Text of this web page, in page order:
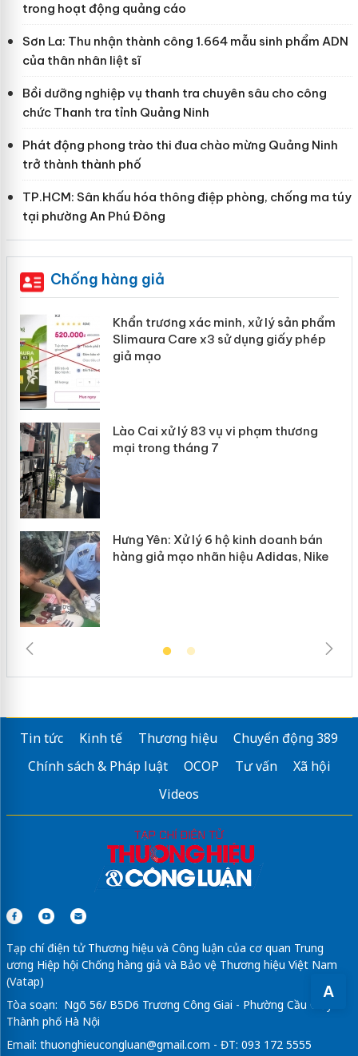
A
trong hoạt động quảng cáo
Sơn La: Thu nhận thành công 1.664 mẫu sinh phẩm ADN
của thân nhân liệt sĩ
Bồi dưỡng nghiệp vụ thanh tra chuyên sâu cho công
chức Thanh tra tỉnh Quảng Ninh
Phát động phong trào thi đua chào mừng Quảng Ninh
trở thành thành phố
TP.HCM: Sân khấu hóa thông điệp phòng, chống ma túy
tại phường An Phú Đông
Chống hàng giả
Khẩn trương xác minh, xử lý sản phẩm
Slimaura Care x3 sử dụng giấy phép
giả mạo
Lào Cai xử lý 83 vụ vi phạm thương
mại trong tháng 7
Hưng Yên: Xử lý 6 hộ kinh doanh bán
hàng giả mạo nhãn hiệu Adidas, Nike
Tin tức Kinh tế Thương hiệu
Chuyển động 389
Chính sách & Pháp luật
OCOP Tư vấn
Xã hội
Videos
Tạp chí điện tử Thương hiệu và Công luận của cơ quan Trung
ương Hiệp hội Chống hàng giả và Bảo vệ Thương hiệu Việt Nam
(Vatap)
Tòa soạn: Ngõ 56/ B5D6 Trương Công Giai - Phường Cầu Giấy -
Thành phố Hà Nội
Email: thuonghieucongluan@gmail.com - ĐT: 093 172 5555